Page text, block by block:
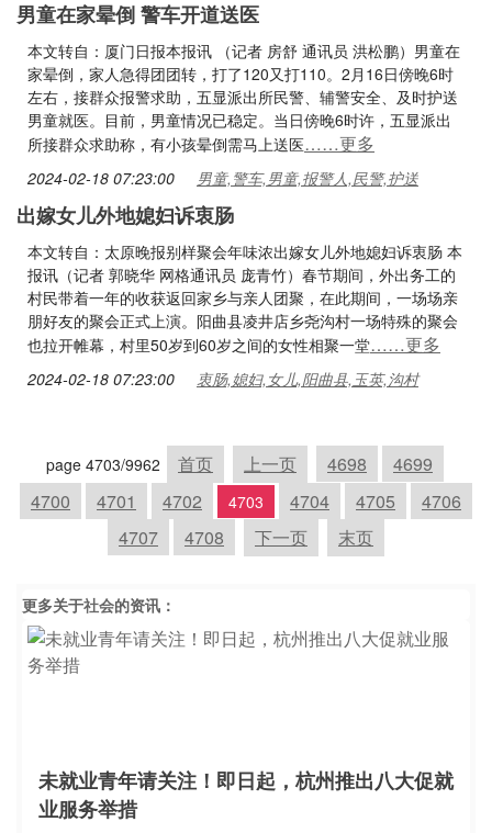
男童在家晕倒 警车开道送医
本文转自：厦门日报本报讯 （记者 房舒 通讯员 洪松鹏）男童在
家晕倒，家人急得团团转，打了120又打110。2月16日傍晚6时
左右，接群众报警求助，五显派出所民警、辅警安全、及时护送
男童就医。目前，男童情况已稳定。当日傍晚6时许，五显派出
所接群众求助称，有小孩晕倒需马上送医……更多
2024-02-18 07:23:00 男童,警车,男童,报警人,民警,护送
出嫁女儿外地媳妇诉衷肠
本文转自：太原晚报别样聚会年味浓出嫁女儿外地媳妇诉衷肠 本
报讯（记者 郭晓华 网格通讯员 庞青竹）春节期间，外出务工的
村民带着一年的收获返回家乡与亲人团聚，在此期间，一场场亲
朋好友的聚会正式上演。阳曲县凌井店乡尧沟村一场特殊的聚会
也拉开帷幕，村里50岁到60岁之间的女性相聚一堂……更多
2024-02-18 07:23:00 衷肠,媳妇,女儿,阳曲县,玉英,沟村
page 4703/9962 首页 上一页 4698
4699
4700
4701 4702 4703 4704 4705
4706
4707
4708 下一页 末页
更多关于社会的资讯：
未就业青年请关注！即日起，杭州推出八大促就
业服务举措